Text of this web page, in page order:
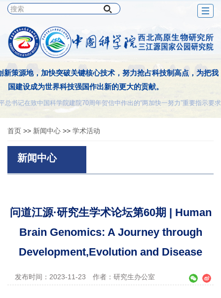
新策源地，加快突破关键核心技术，努力抢占科技制高点，为把我
国建设成为世界科技强国作出新的更大的贡献。
书记在致中国科学院建院70周年贺信中作出的“两加快一努力”重要指示要求
首页 >> 新闻中心 >> 学术活动
新闻中心
问道江源·研究生学术论坛第60期 | Human
Brain Genomics: A Journey through
Development,Evolution and Disease
发布时间：2023-11-23 作者：研究生办公室